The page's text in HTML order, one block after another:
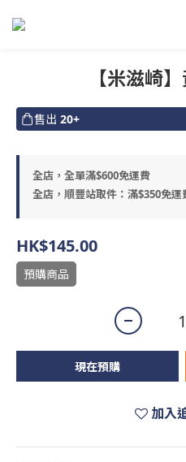
【米滋崎
售出 20+
全店，全單滿$600免運費
全店，順豐站取件：滿$350免運
HK$145.00
預購商品
現在預購
加入